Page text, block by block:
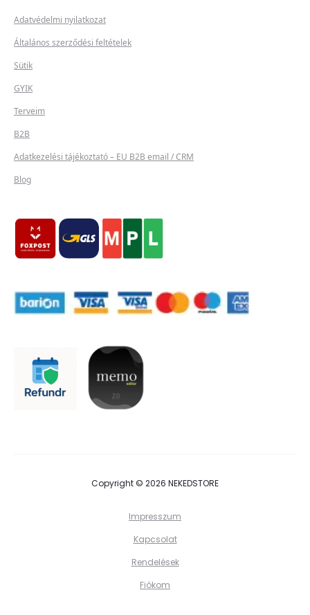
Adatvédelmi nyilatkozat
Általános szerződési feltételek
Sütik
GYIK
Terveim
B2B
Adatkezelési tájékoztató – EU B2B email / CRM
Blog
Copyright © 2026 NEKEDSTORE
Impresszum
Kapcsolat
Rendelések
Fiókom